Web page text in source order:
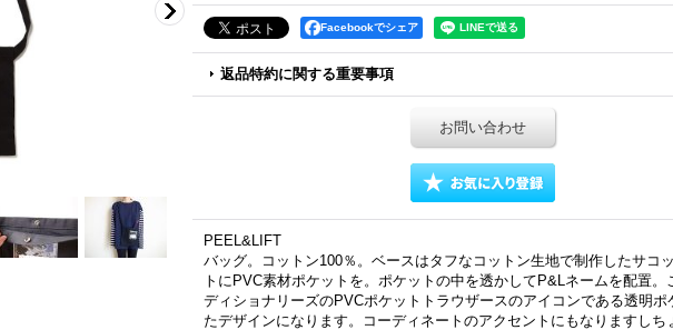
Facebookでシェア
返品特約に関する重要事項
お問い合わせ
PEEL&LIFT
バッグ。コットン100％。ベースはタフなコットン生地で制作したサコ
トにPVC素材ポケットを。ポケットの中を透かしてP&Lネームを配置。
ディショナリーズのPVCポケットトラウザースのアイコンである透明ポ
たデザインになります。コーディネートのアクセントにもなりますしち